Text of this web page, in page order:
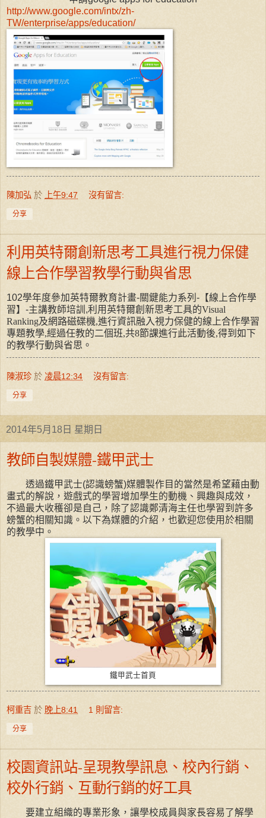
http://www.google.com/intx/zh-
TW/enterprise/apps/education/
陳加弘 於 上午9:47 沒有留言:
分享
利用英特爾創新思考工具進行視力保健
線上合作學習教學行動與省思
102學年度參加英特爾教育計畫-關鍵能力系列-【線上合作學
習】-主講教師培訓,利用英特爾創新思考工具的Visual
Ranking及網路磁碟機,進行資訊融入視力保健的線上合作學習
專題教學,經過任教的二個班,共8節課進行此活動後,得到如下
的教學行動與省思。
陳淑珍 於 凌晨12:34 沒有留言:
分享
2014年5月18日 星期日
教師自製媒體-鐵甲武士
透過鐵甲武士(認識螃蟹)媒體製作目的當然是希望藉由動
畫式的解說，遊戲式的學習增加學生的動機、興趣與成效，
不過最大收穫卻是自己，除了認識鄭清海主任也學習到許多
螃蟹的相關知識。以下為媒體的介紹，也歡迎您使用於相關
的教學中。
鐵甲武士首頁
柯重吉 於 晚上8:41 1 則留言:
分享
校園資訊站-呈現教學訊息、校內行銷、
校外行銷、互動行銷的好工具
要建立組織的專業形象，讓學校成員與家長容易了解學